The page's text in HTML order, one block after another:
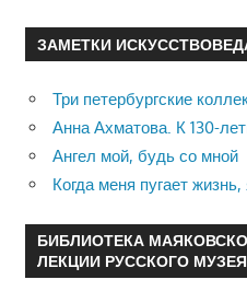
ЗАМЕТКИ
Три петербургские
Анна Ахматова. К 130-
Ангел мой, будь со мной
Когда меня пугает
БИБЛИОТЕКА
ЛЕКЦИИ РУССКОГО МУЗЕЯ